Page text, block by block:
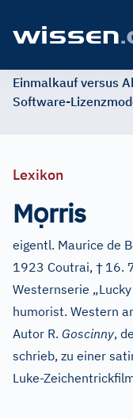
Einmalkauf versus
Software-
Lexikon
Mọrris
eigentl. Maurice de
1923 Coutrai, † 16.
Westernserie
humorist. Western
Autor R. Goscinny,
schrieb, zu einer
Luke-